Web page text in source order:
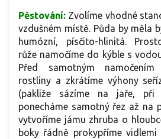
Pěstování: Zvolíme vhodné
vzdušném místě. Půda by měla
humózní, písčito-hlinitá.
růže namočíme do kýble s
Před samotným
rostliny a zkrátíme výhony
(pakliže sázíme na jaře, při
ponecháme samotný řez až na
vytvoříme jámu zhruba o
boky řádně prokypříme